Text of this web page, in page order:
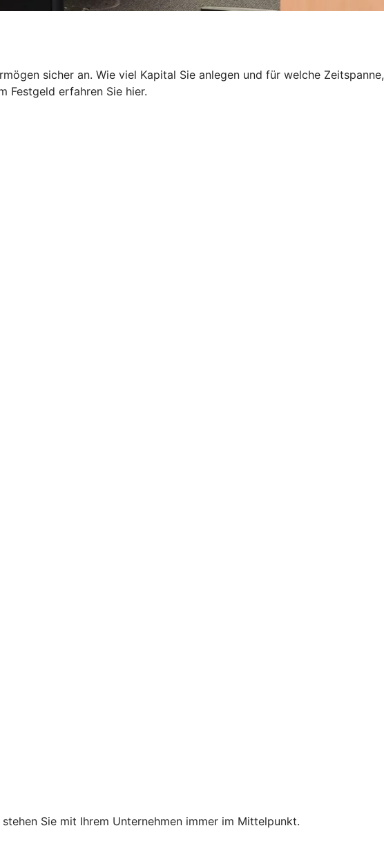
sicher an. Wie viel Kapital Sie anlegen und für welche Zeitspanne,
Festgeld erfahren Sie hier.
Sie mit Ihrem Unternehmen immer im Mittelpunkt.